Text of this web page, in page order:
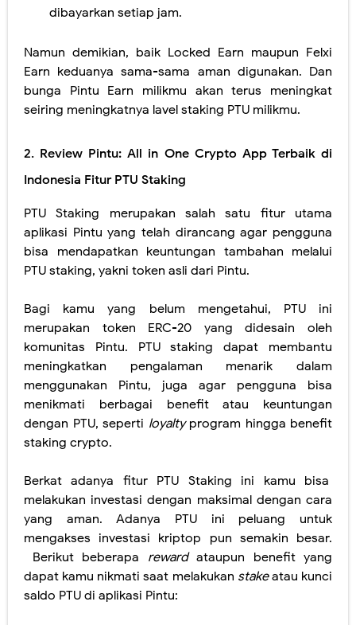
dibayarkan setiap jam.
Namun demikian, baik Locked Earn maupun Felxi
Earn keduanya sama-sama aman digunakan. Dan
bunga Pintu Earn milikmu akan terus meningkat
seiring meningkatnya lavel staking PTU milikmu.
2. Review Pintu: All in One Crypto App Terbaik di
Indonesia Fitur PTU Staking
PTU Staking merupakan salah satu fitur utama
aplikasi Pintu yang telah dirancang agar pengguna
bisa mendapatkan keuntungan tambahan melalui
PTU staking, yakni token asli dari Pintu.
Bagi kamu yang belum mengetahui, PTU ini
merupakan token ERC-20 yang didesain oleh
komunitas Pintu. PTU staking dapat membantu
meningkatkan pengalaman menarik dalam
menggunakan Pintu, juga agar pengguna bisa
menikmati berbagai benefit atau keuntungan
dengan PTU, seperti loyalty program hingga benefit
staking crypto.
Berkat adanya fitur PTU Staking ini kamu bisa
melakukan investasi dengan maksimal dengan cara
yang aman. Adanya PTU ini peluang untuk
mengakses investasi kriptop pun semakin besar.
Berikut beberapa reward ataupun benefit yang
dapat kamu nikmati saat melakukan stakeatau kunci
saldo PTU di aplikasi Pintu: